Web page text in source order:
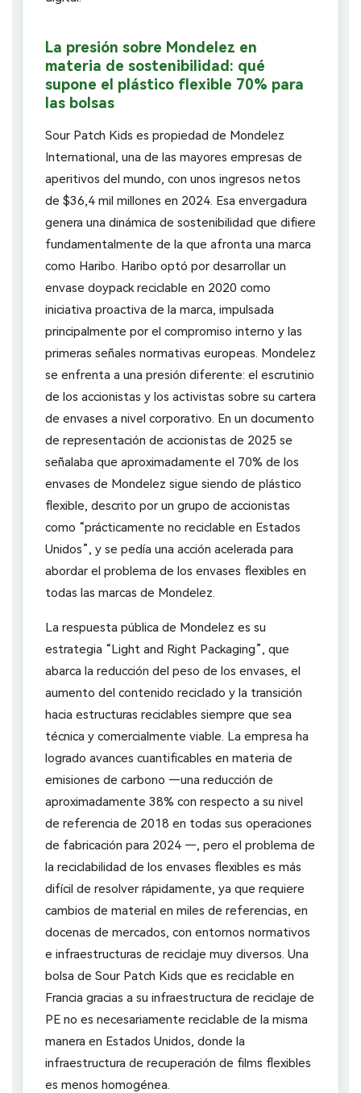
La presión sobre Mondelez en
materia de sostenibilidad: qué
supone el plástico flexible 70% para
las bolsas
Sour Patch Kids es propiedad de Mondelez
International, una de las mayores empresas de
aperitivos del mundo, con unos ingresos netos
de $36,4 mil millones en 2024. Esa envergadura
genera una dinámica de sostenibilidad que difiere
fundamentalmente de la que afronta una marca
como Haribo. Haribo optó por desarrollar un
envase doypack reciclable en 2020 como
iniciativa proactiva de la marca, impulsada
principalmente por el compromiso interno y las
primeras señales normativas europeas. Mondelez
se enfrenta a una presión diferente: el escrutinio
de los accionistas y los activistas sobre su cartera
de envases a nivel corporativo. En un documento
de representación de accionistas de 2025 se
señalaba que aproximadamente el 70% de los
envases de Mondelez sigue siendo de plástico
flexible, descrito por un grupo de accionistas
como “prácticamente no reciclable en Estados
Unidos”, y se pedía una acción acelerada para
abordar el problema de los envases flexibles en
todas las marcas de Mondelez.
La respuesta pública de Mondelez es su
estrategia “Light and Right Packaging”, que
abarca la reducción del peso de los envases, el
aumento del contenido reciclado y la transición
hacia estructuras reciclables siempre que sea
técnica y comercialmente viable. La empresa ha
logrado avances cuantificables en materia de
emisiones de carbono —una reducción de
aproximadamente 38% con respecto a su nivel
de referencia de 2018 en todas sus operaciones
de fabricación para 2024 —, pero el problema de
la reciclabilidad de los envases flexibles es más
difícil de resolver rápidamente, ya que requiere
cambios de material en miles de referencias, en
docenas de mercados, con entornos normativos
e infraestructuras de reciclaje muy diversos. Una
bolsa de Sour Patch Kids que es reciclable en
Francia gracias a su infraestructura de reciclaje de
PE no es necesariamente reciclable de la misma
manera en Estados Unidos, donde la
infraestructura de recuperación de films flexibles
es menos homogénea.